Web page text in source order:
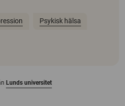
Psykisk hälsa
Lunds universitet